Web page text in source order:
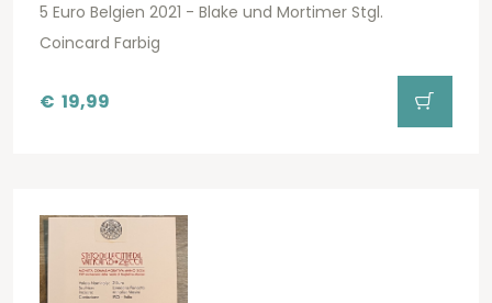
5 Euro Belgien 2021 - Blake und Mortimer Stgl.
Coincard Farbig
€ 19,99